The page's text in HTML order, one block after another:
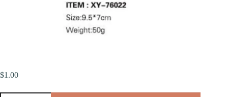
$1.00